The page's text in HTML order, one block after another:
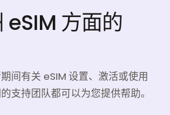
eSIM 方面的
间有关 eSIM 设置、激活或使用
支持团队都可以为您提供帮助。